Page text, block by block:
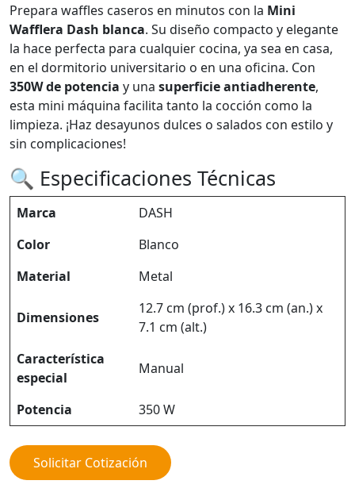
Prepara waffles caseros en minutos con la Mini
Wafflera Dash blanca. Su diseño compacto y elegante
la hace perfecta para cualquier cocina, ya sea en casa,
en el dormitorio universitario o en una oficina. Con
350W de potencia y una superficie antiadherente,
esta mini máquina facilita tanto la cocción como la
limpieza. ¡Haz desayunos dulces o salados con estilo y
sin complicaciones!
🔍 Especificaciones Técnicas
Marca
DASH
Color
Blanco
Material
Metal
Dimensiones
12.7 cm (prof.) x 16.3 cm (an.) x
7.1 cm (alt.)
Característica
especial
Manual
Potencia 350 W
Solicitar Cotización